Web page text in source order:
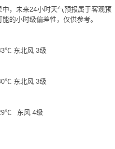
，未来24小时天气预报属于客观预
的小时级偏差性，仅供参考。
东北风 3级
东北风 3级
东风 4级